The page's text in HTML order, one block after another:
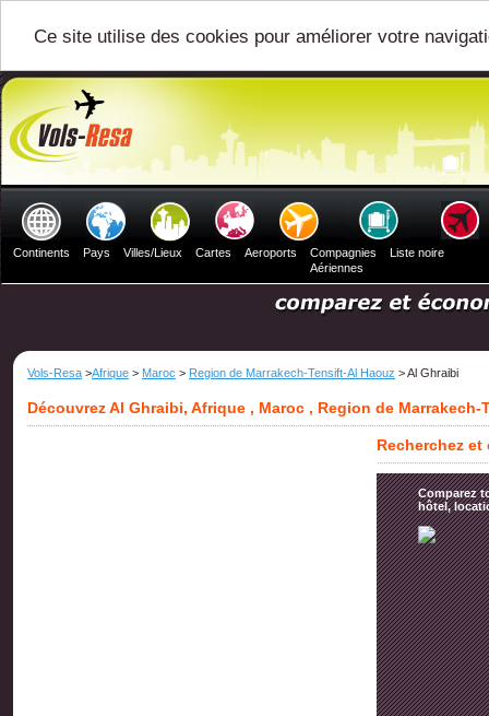
Ce site utilise des cookies pour améliorer votre
Continents Pays Villes/Lieux Cartes Aeroports
Compagnies
Aériennes
Liste noire
Vols-Resa >Afrique > Maroc > Region de Marrakech-Tensift-Al Haouz > Al Ghraibi
Découvrez Al Ghraibi, Afrique , Maroc , Region de Marrakech-
Recherchez
Comparez
hôtel,